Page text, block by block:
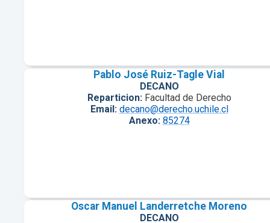
Pablo José Ruiz-Tagle Vial
DECANO
Reparticion: Facultad de Derecho
Email: decano@derecho.uchile.cl
Anexo: 85274
Oscar Manuel Landerretche Moreno
DECANO